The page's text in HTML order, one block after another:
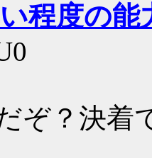
程度の能
ぞ？決着